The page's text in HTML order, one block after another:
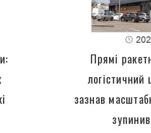
Прямі
логістичний
зазнав